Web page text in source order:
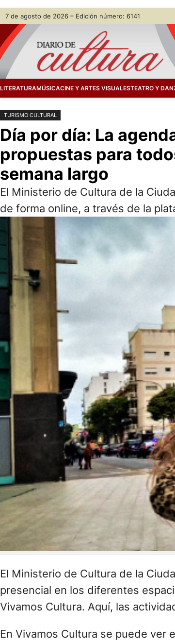
Saltar
contenido
Skip
content
7 de agosto de 2026 – Edición número: 6141
LITERATURAMÚSICACINE Y ARTES VISUALESTEATRO Y
TURISMO CULTURAL
Día por día: La
propuestas para
semana largo
El Ministerio de Cultura de la
de forma online, a través de la
El Ministerio de Cultura de la
presencial en los diferentes
Vivamos Cultura. Aquí, las
En Vivamos Cultura se puede ver